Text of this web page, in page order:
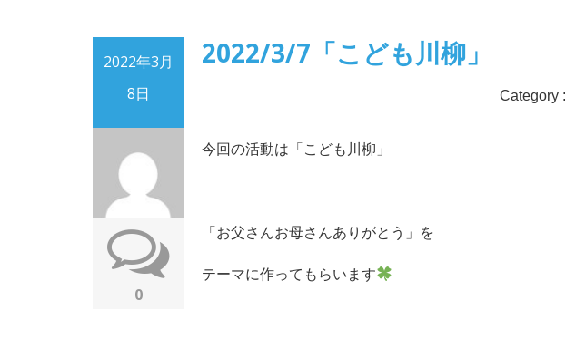
2022年3月
8日
0
2022/3/7「こども川柳」
Category :
今回の活動は「こども川柳」
「お父さんお母さんありがとう」を
テーマに作ってもらいます